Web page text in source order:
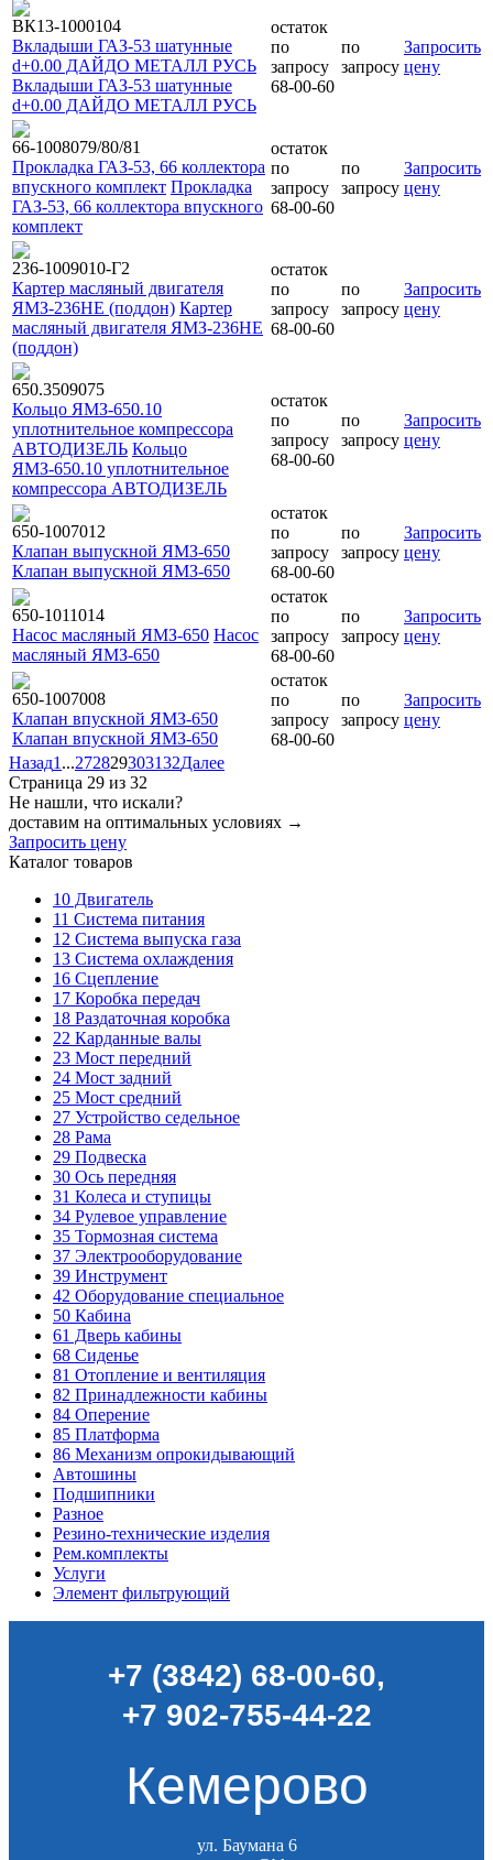
ВК13-1000104
Вкладыши ГАЗ-53 шатунные
d+0.00 ДАЙДО МЕТАЛЛ РУСЬ
Вкладыши ГАЗ-53 шатунные
d+0.00 ДАЙДО МЕТАЛЛ РУСЬ
остаток
по
запросу
68-00-60
по
запросу
Запросить
цену
66-1008079/80/81
Прокладка ГАЗ-53, 66 коллектора
впускного комплект Прокладка
ГАЗ-53, 66 коллектора впускного
комплект
остаток
по
запросу
68-00-60
по
запросу
Запросить
цену
236-1009010-Г2
Картер масляный двигателя
ЯМЗ-236НЕ (поддон) Картер
масляный двигателя ЯМЗ-236НЕ
(поддон)
остаток
по
запросу
68-00-60
по
запросу
Запросить
цену
650.3509075
Кольцо ЯМЗ-650.10
уплотнительное компрессора
АВТОДИЗЕЛЬ Кольцо
ЯМЗ-650.10 уплотнительное
компрессора АВТОДИЗЕЛЬ
остаток
по
запросу
68-00-60
по
запросу
Запросить
цену
650-1007012
Клапан выпускной ЯМЗ-650
Клапан выпускной ЯМЗ-650
остаток
по
запросу
68-00-60
по
запросу
Запросить
цену
650-1011014
Насос масляный ЯМЗ-650 Насос
масляный ЯМЗ-650
остаток
по
запросу
68-00-60
по
запросу
Запросить
цену
650-1007008
Клапан впускной ЯМЗ-650
Клапан впускной ЯМЗ-650
остаток
по
запросу
68-00-60
по
запросу
Запросить
цену
Назад1 ...272829303132Далее
Страница 29 из 32
Не нашли, что искали?
доставим на оптимальных условиях →
Запросить цену
Каталог товаров
10 Двигатель
11 Система питания
12 Система выпуска газа
13 Система охлаждения
16 Сцепление
17 Коробка передач
18 Раздаточная коробка
22 Карданные валы
23 Мост передний
24 Мост задний
25 Мост средний
27 Устройство седельное
28 Рама
29 Подвеска
30 Ось передняя
31 Колеса и ступицы
34 Рулевое управление
35 Тормозная система
37 Электрооборудование
39 Инструмент
42 Оборудование специальное
50 Кабина
61 Дверь кабины
68 Сиденье
81 Отопление и вентиляция
82 Принадлежности кабины
84 Оперение
85 Платформа
86 Механизм опрокидывающий
Автошины
Подшипники
Разное
Резино-технические изделия
Рем.комплекты
Услуги
Элемент фильтрующий
+7 (3842) 68-00-60,
+7 902-755-44-22
Кемерово
ул. Баумана 6